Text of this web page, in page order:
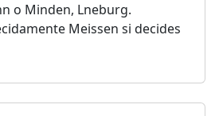
o Minden, Lneburg.
Meissen si decides